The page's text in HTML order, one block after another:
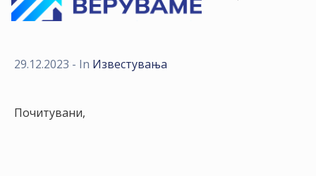
КОНТРОЛА
29.12.2023 - In Известувања
Почитувани,